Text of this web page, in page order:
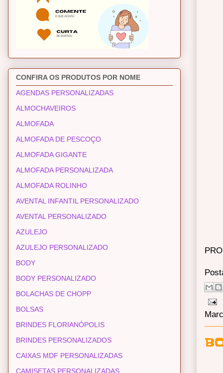
CONFIRA OS PRODUTOS POR NOME
AGENDAS PERSONALIZADAS
ALMOCHAVEIROS
ALMOFADA
ALMOFADA DE PESCOÇO
ALMOFADA GIGANTE
ALMOFADA PERSONALIZADA
ALMOFADA ROLINHO
AVENTAL INFANTIL PERSONALIZADO
AVENTAL PERSONALIZADO
AZULEJO
AZULEJO PERSONALIZADO
BODY
BODY PERSONALIZADO
BOLACHAS DE CHOPP
BOLSAS
BRINDES FLORIANÓPOLIS
BRINDES PERSONALIZADOS
CAIXAS MDF PERSONALIZADAS
CAMISETAS PERSONALIZADAS